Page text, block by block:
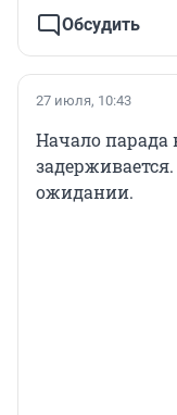
Обсудить
27 июля, 10:43
Начало парада
ожидании.